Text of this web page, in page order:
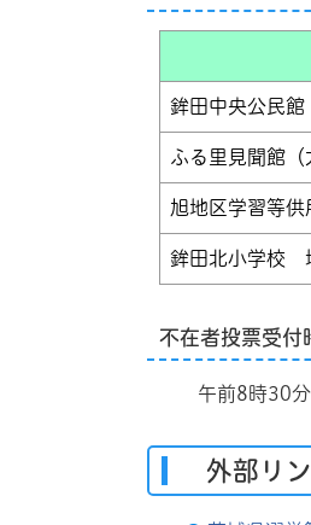
鉾田中央公民館
ふる里見聞館（
旭地区学習等供
鉾田北小学校
不在者投票受付
午前8時30分
外部リン